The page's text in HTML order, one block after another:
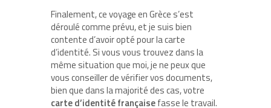
Finalement, ce voyage en Grèce s’est
déroulé comme prévu, et je suis bien
contente d’avoir opté pour la carte
d’identité. Si vous vous trouvez dans la
même situation que moi, je ne peux que
vous conseiller de vérifier vos documents,
bien que dans la majorité des cas, votre
carte d’identité françaisefasse le travail.